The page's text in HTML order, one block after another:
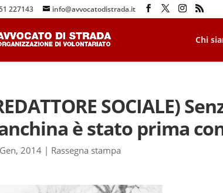
227143 info@avvocatodistrada.it
Chi
SOCIALE)
è stato prima
2014| Rassegna stampa